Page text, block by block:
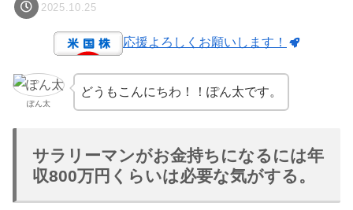
2025.10.25
応援よろしくお願いします！
ぽん太
どうもこんにちわ！！ぽん太です。
サラリーマンがお金持ちになるには年
収800万円くらいは必要な気がする。